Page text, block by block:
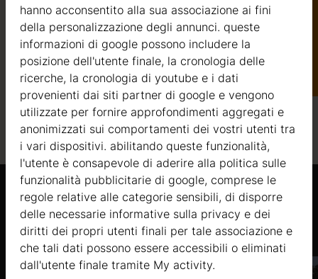
Prodotti Simili
hanno acconsentito alla sua associazione ai fini
della personalizzazione degli annunci. queste
informazioni di google possono includere la
posizione dell'utente finale, la cronologia delle
ricerche, la cronologia di youtube e i dati
provenienti dai siti partner di google e vengono
utilizzate per fornire approfondimenti aggregati e
anonimizzati sui comportamenti dei vostri utenti tra
i vari dispositivi. abilitando queste funzionalità,
l'utente è consapevole di aderire alla politica sulle
funzionalità pubblicitarie di google, comprese le
regole relative alle categorie sensibili, di disporre
delle necessarie informative sulla privacy e dei
diritti dei propri utenti finali per tale associazione e
che tali dati possono essere accessibili o eliminati
dall'utente finale tramite My activity.